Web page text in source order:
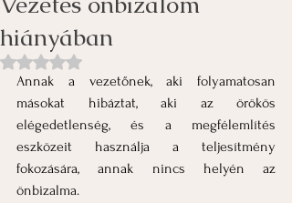
hiányában
NaN csillagot kapott az 5-ből.
Annak a vezetőnek, aki folyamatosan
másokat hibáztat, aki az örökös
elégedetlenség, és a megfélemlítés
eszközeit használja a teljesítmény
fokozására, annak nincs helyén az
önbizalma.